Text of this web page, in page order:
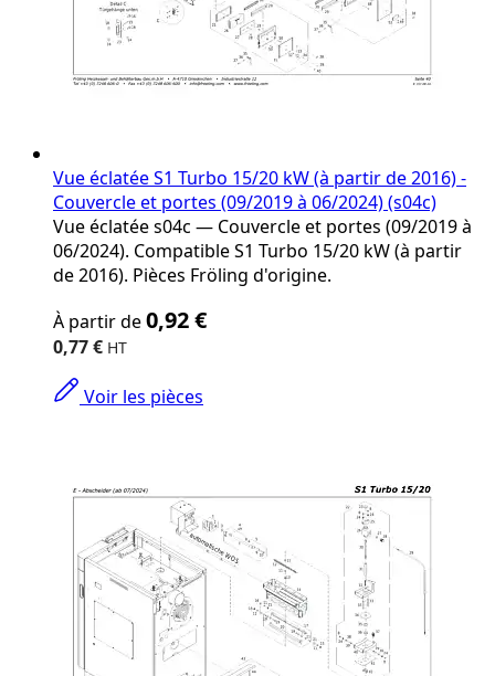
Vue éclatée S1 Turbo 15/20 kW (à partir de 2016) -
Couvercle et portes (09/2019 à 06/2024) (s04c)
Vue éclatée s04c — Couvercle et portes (09/2019 à
06/2024). Compatible S1 Turbo 15/20 kW (à partir
de 2016). Pièces Fröling d'origine.
price
depends
the
the
page
À partir de0,92 €
0,77 €
Voir les pièces